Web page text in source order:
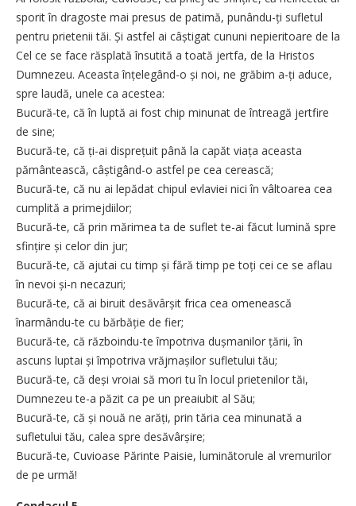
sporit în dragoste mai presus de patimă, punându-ți sufletul
pentru prietenii tăi. Și astfel ai câștigat cununi nepieritoare de la
Cel ce se face răsplată însutită a toată jertfa, de la Hristos
Dumnezeu. Aceasta înțelegând-o și noi, ne grăbim a-ți aduce,
spre laudă, unele ca acestea:
Bucură-te, că în luptă ai fost chip minunat de întreagă jertfire
de sine;
Bucură-te, că ți-ai disprețuit până la capăt viața aceasta
pământească, câștigând-o astfel pe cea cerească;
Bucură-te, că nu ai lepădat chipul evlaviei nici în vâltoarea cea
cumplită a primejdiilor;
Bucură-te, că prin mărimea ta de suflet te-ai făcut lumină spre
sfințire și celor din jur;
Bucură-te, că ajutai cu timp și fără timp pe toți cei ce se aflau
în nevoi și-n necazuri;
Bucură-te, că ai biruit desăvârșit frica cea omenească
înarmându-te cu bărbăție de fier;
Bucură-te, că războindu-te împotriva dușmanilor țării, în
ascuns luptai și împotriva vrăjmașilor sufletului tău;
Bucură-te, că deși vroiai să mori tu în locul prietenilor tăi,
Dumnezeu te-a păzit ca pe un preaiubit al Său;
Bucură-te, că și nouă ne arăți, prin tăria cea minunată a
sufletului tău, calea spre desăvârșire;
Bucură-te, Cuvioase Părinte Paisie, luminătorule al vremurilor
de pe urmă!